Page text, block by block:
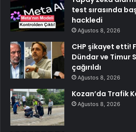
test sırasında
hackledi
Ağustos 8, 2026
CHP şikayet etti!
Dündar ve Timur
çağırıldı
Ağustos 8, 2026
Kozan’da Trafik
Ağustos 8, 2026